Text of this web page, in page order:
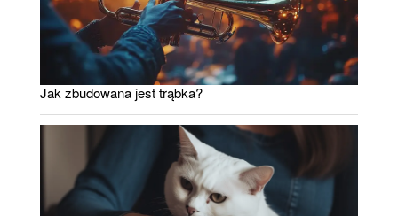
Jak zbudowana jest trąbka?